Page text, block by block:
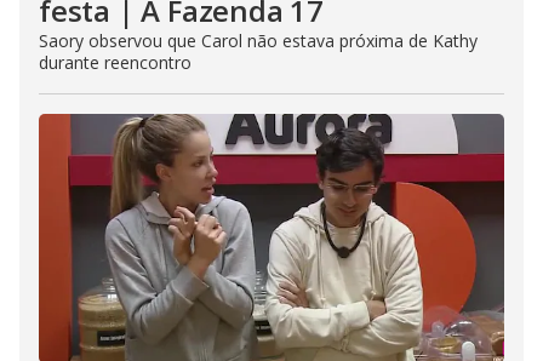
festa | A Fazenda 17
Saory observou que Carol não estava próxima de Kathy
durante reencontro